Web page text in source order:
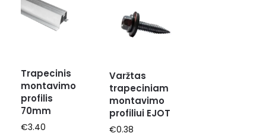
Trapecinis
montavimo
profilis
70mm
€3.40
Varžtas
trapeciniam
montavimo
profiliui EJOT
€0.38